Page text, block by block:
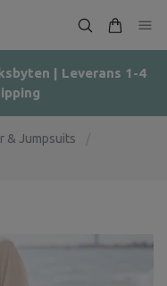
| Leverans 1-4
& Jumpsuits